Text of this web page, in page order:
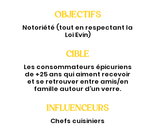
OBJECTIFS
Notoriété (tout en respectant la
Loi Evin)
CIBLE
Les consommateurs épicuriens
de +25 ans qui aiment recevoir
et se retrouver entre amis/en
famille autour d’un verre.
INFLUENCEURS
Chefs cuisiniers